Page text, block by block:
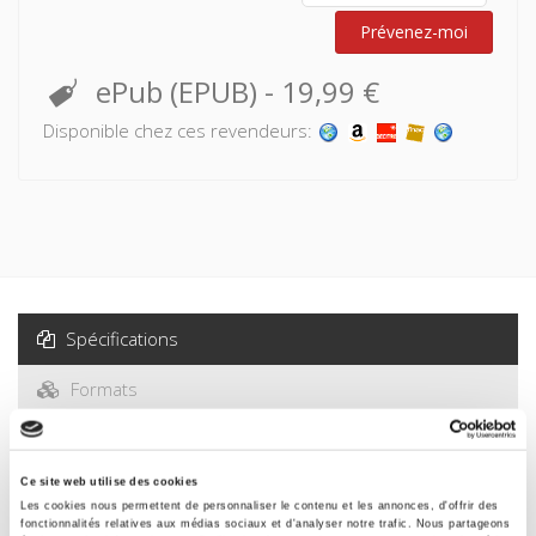
Ce site web utilise des cookies
Les cookies nous permettent de personnaliser le contenu et les annonces, d'offrir des
fonctionnalités relatives aux médias sociaux et d'analyser notre trafic. Nous partageons
Prévenez-moi
ePub (EPUB) - 19,99 €
Disponible chez ces revendeurs:
Spécifications
Formats
Sommaire